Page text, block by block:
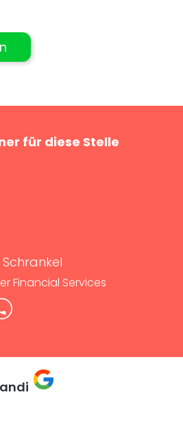
für diese Stelle
Financial Services